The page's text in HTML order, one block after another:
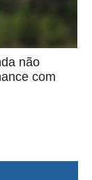
não
com